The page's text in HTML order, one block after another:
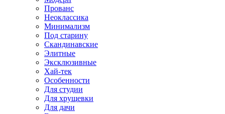
Прованс
Неоклассика
Минимализм
Под старину
Скандинавские
Элитные
Эксклюзивные
Хай-тек
Особенности
Для студии
Для хрущевки
Для дачи